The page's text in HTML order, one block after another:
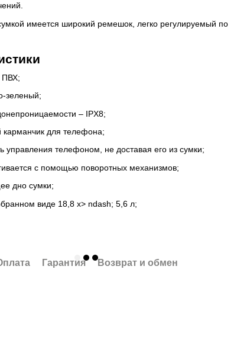
имеется широкий ремешок, легко регулируемый по
ПВХ;
зеленый;
– IPX8;
карманчик для телефона;
управления телефоном, не доставая его из сумки;
с помощью поворотных механизмов;
дно сумки;
виде 18,8 х> ndash; 5,6 л;
Гарантия Возврат и обмен